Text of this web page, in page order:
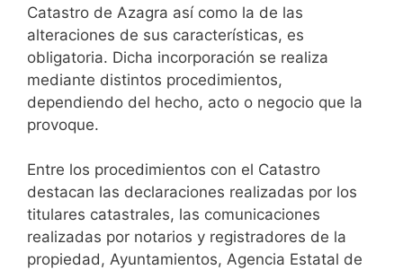
Catastro de Azagra así como la de las
alteraciones de sus características, es
obligatoria. Dicha incorporación se realiza
mediante distintos procedimientos,
dependiendo del hecho, acto o negocio que la
provoque.
Entre los procedimientos con el Catastro
destacan las declaraciones realizadas por los
titulares catastrales, las comunicaciones
realizadas por notarios y registradores de la
propiedad, Ayuntamientos, Agencia Estatal de